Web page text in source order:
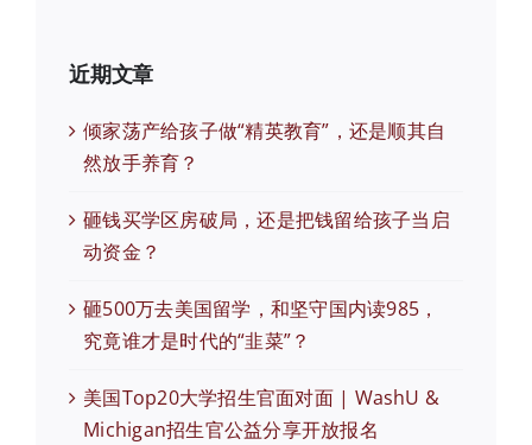
近期文章
倾家荡产给孩子做“精英教育”，还是顺其自
然放手养育？
砸钱买学区房破局，还是把钱留给孩子当启
动资金？
砸500万去美国留学，和坚守国内读985，
究竟谁才是时代的“韭菜”？
美国Top20大学招生官面对面 | WashU &
Michigan招生官公益分享开放报名